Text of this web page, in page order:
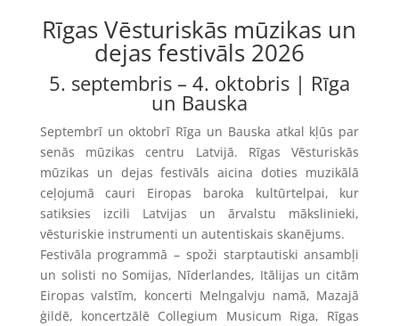
Rīgas Vēsturiskās mūzikas un
dejas festivāls 2026
5. septembris – 4. oktobris | Rīga
un Bauska
Septembrī un oktobrī Rīga un Bauska atkal kļūs par
senās mūzikas centru Latvijā. Rīgas Vēsturiskās
mūzikas un dejas festivāls aicina doties muzikālā
ceļojumā cauri Eiropas baroka kultūrtelpai, kur
satiksies izcili Latvijas un ārvalstu mākslinieki,
vēsturiskie instrumenti un autentiskais skanējums.
Festivāla programmā – spoži starptautiski ansambļi
un solisti no Somijas, Nīderlandes, Itālijas un citām
Eiropas valstīm, koncerti Melngalvju namā, Mazajā
ģildē, koncertzālē Collegium Musicum Riga, Rīgas